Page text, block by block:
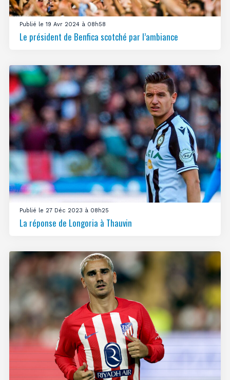
Publié le 19 Avr 2024 à 08h58
Le président de Benfica scotché par l’ambiance
Publié le 27 Déc 2023 à 08h25
La réponse de Longoria à Thauvin